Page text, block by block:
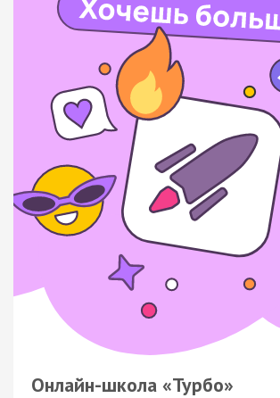
Онлайн-школа «Турбо»